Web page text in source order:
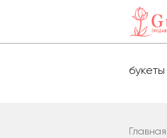
букеты
Главная